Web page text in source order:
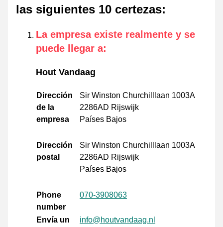
las siguientes 10 certezas:
La empresa existe realmente y se
puede llegar a:
Hout Vandaag
Dirección
de la
empresa
Sir Winston Churchilllaan 1003A
2286AD Rijswijk
Países Bajos
Dirección
postal
Sir Winston Churchilllaan 1003A
2286AD Rijswijk
Países Bajos
Phone
number
070-3908063
Envía un
info@houtvandaag.nl